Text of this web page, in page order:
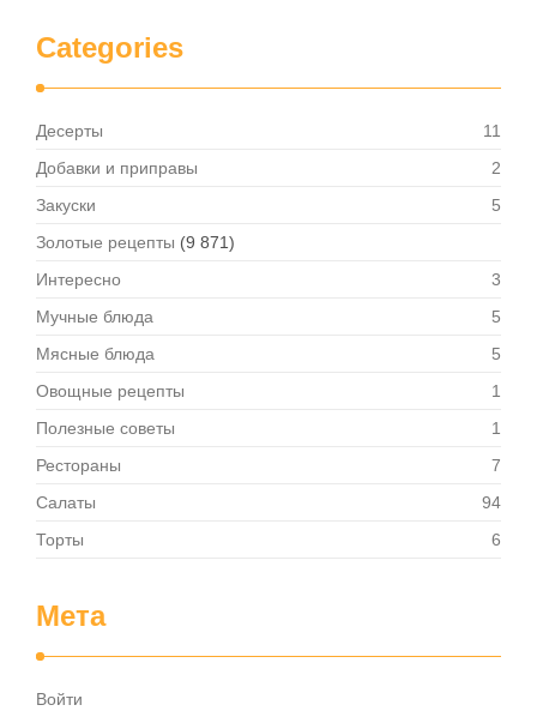
Categories
Десерты
11
Добавки и приправы
2
Закуски
5
Золотые рецепты (9 871)
Интересно
3
Мучные блюда
5
Мясные блюда
5
Овощные рецепты
1
Полезные советы
1
Рестораны
7
Салаты
94
Торты
6
Мета
Войти